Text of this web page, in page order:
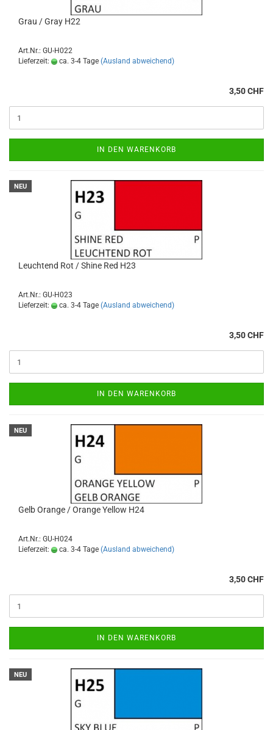
Grau / Gray H22
Art.Nr.: GU-H022
Lieferzeit:
ca. 3-4 Tage (Ausland abweichend)
3,50 CHF
IN DEN WARENKORB
NEU
Leuchtend Rot / Shine Red H23
Art.Nr.: GU-H023
Lieferzeit:
ca. 3-4 Tage (Ausland abweichend)
3,50 CHF
IN DEN WARENKORB
NEU
Gelb Orange / Orange Yellow H24
Art.Nr.: GU-H024
Lieferzeit:
ca. 3-4 Tage (Ausland abweichend)
3,50 CHF
IN DEN WARENKORB
NEU